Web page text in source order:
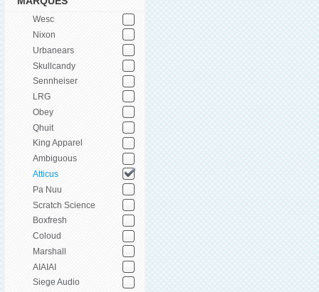
Wesc
Nixon
Urbanears
Skullcandy
Sennheiser
LRG
Obey
Qhuit
King Apparel
Ambiguous
Atticus
Pa Nuu
Scratch Science
Boxfresh
Coloud
Marshall
AIAIAI
Siege Audio